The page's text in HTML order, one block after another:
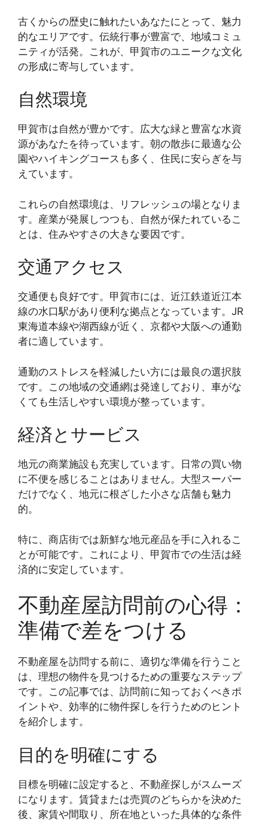
古くからの歴史に触れたいあなたにとって、魅力
的なエリアです。伝統行事が豊富で、地域コミュ
ニティが活発。これが、甲賀市のユニークな文化
の形成に寄与しています。
自然環境
甲賀市は自然が豊かです。広大な緑と豊富な水資
源があなたを待っています。朝の散歩に最適な公
園やハイキングコースも多く、住民に安らぎを与
えています。
これらの自然環境は、リフレッシュの場となりま
す。産業が発展しつつも、自然が保たれているこ
とは、住みやすさの大きな要因です。
交通アクセス
交通便も良好です。甲賀市には、近江鉄道近江本
線の水口駅があり便利な拠点となっています。JR
東海道本線や湖西線が近く、京都や大阪への通勤
者に適しています。
通勤のストレスを軽減したい方には最良の選択肢
です。この地域の交通網は発達しており、車がな
くても生活しやすい環境が整っています。
経済とサービス
地元の商業施設も充実しています。日常の買い物
に不便を感じることはありません。大型スーパー
だけでなく、地元に根ざした小さな店舗も魅力
的。
特に、商店街では新鮮な地元産品を手に入れるこ
とが可能です。これにより、甲賀市での生活は経
済的に安定しています。
不動産屋訪問前の心得：
準備で差をつける
不動産屋を訪問する前に、適切な準備を行うこと
は、理想の物件を見つけるための重要なステップ
です。この記事では、訪問前に知っておくべきポ
イントや、効率的に物件探しを行うためのヒント
を紹介します。
目的を明確にする
目標を明確に設定すると、不動産探しがスムーズ
になります。賃貸または売買のどちらかを決めた
後、家賃や間取り、所在地といった具体的な条件